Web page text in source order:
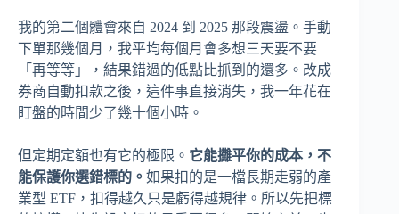
我的第二個體會來自 2024 到 2025 那段震盪。手動
下單那幾個月，我平均每個月會多想三天要不要
「再等等」，結果錯過的低點比抓到的還多。改成
券商自動扣款之後，這件事直接消失，我一年花在
盯盤的時間少了幾十個小時。
但定期定額也有它的極限。 它能攤平你的成本，不
能保護你選錯標的。 如果扣的是一檔長期走弱的產
業型 ETF，扣得越久只是虧得越規律。所以先把標